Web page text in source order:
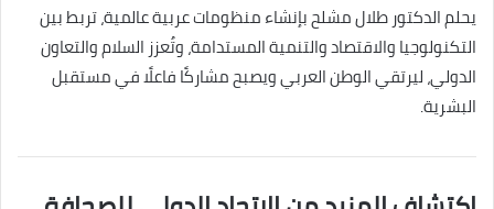
يحلم الدكتور طلال مشلح بإنشاء منظومات عربية عالمية، تربط بين
التكنولوجيا والاقتصاد والتنمية المستدامة، وتُعزز السلام والتعاون
الدولي، ليرتقي الوطن العربي ويصبح مشاركًا فاعلًا في مستقبل
البشرية.